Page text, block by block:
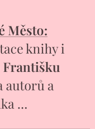
Město:
knihy i
Františku
autorů a
...